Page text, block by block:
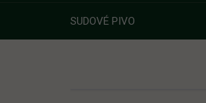
SUDOVÉ PIVO